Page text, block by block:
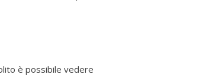
è possibile vedere